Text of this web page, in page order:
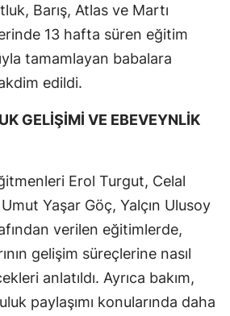
Barış, Atlas ve Martı
13 hafta süren eğitim
tamamlayan babalara
edildi.
GELİŞİMİ VE EBEVEYNLİK
Erol Turgut, Celal
Yaşar Göç, Yalçın Ulusoy
verilen eğitimlerde,
gelişim süreçlerine nasıl
anlatıldı. Ayrıca bakım,
paylaşımı konularında daha